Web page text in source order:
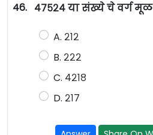
46. ४७५२४ या संख्ये चे वर्ग मूळ
A. २१२
B. २२२
C. ४२१८
D. २१७